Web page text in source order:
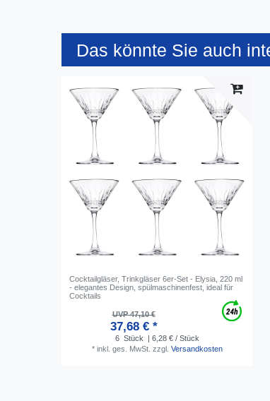
Das könnte Sie auch
Cocktailgläser, Trinkgläser 6er-Set - Elysia, 220 ml
- elegantes Design, spülmaschinenfest, ideal für
Cocktails
UVP 47,10 €
37,68 € *
6 Stück
| 6,28 € / Stück
* inkl. ges. MwSt. zzgl. Versandkosten